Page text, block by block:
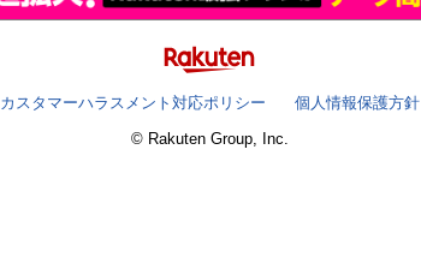
カスタマーハラスメント対応ポリシー
個人情報保護方針
© Rakuten Group, Inc.